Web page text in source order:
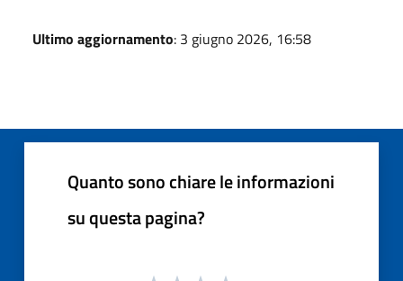
Ultimo aggiornamento: 3 giugno 2026, 16:58
Quanto sono chiare le informazioni
su questa pagina?